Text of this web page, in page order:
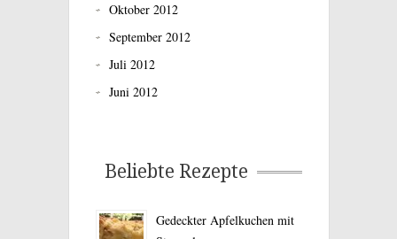
Oktober 2012
September 2012
Juli 2012
Juni 2012
Beliebte Rezepte
Gedeckter Apfelkuchen mit